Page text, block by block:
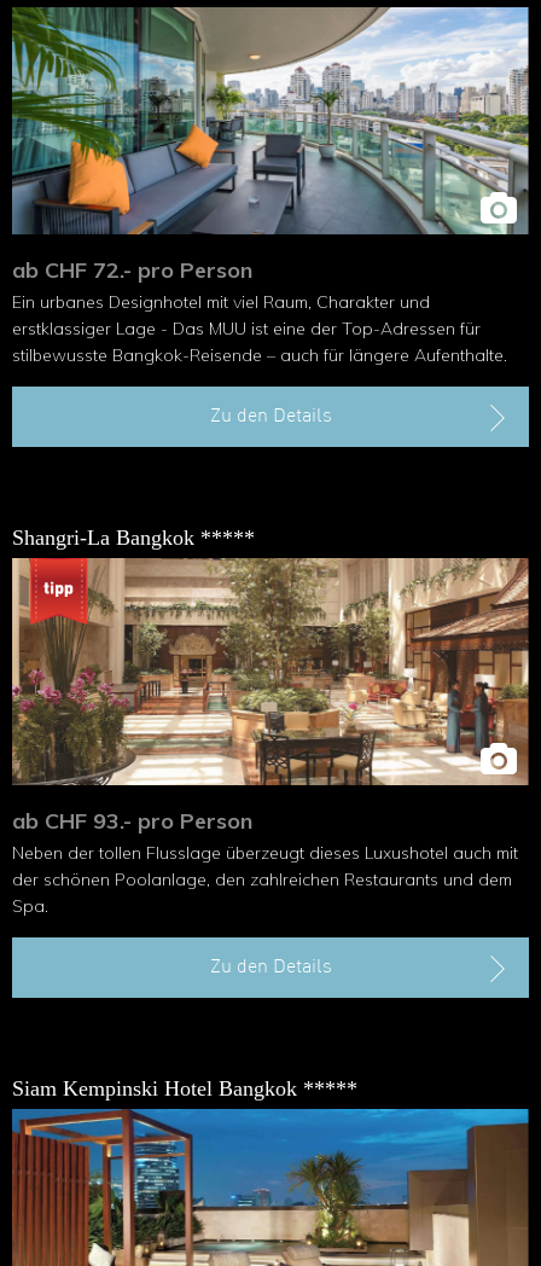
ab CHF 72.- pro Person
Ein urbanes Designhotel mit viel Raum, Charakter und
erstklassiger Lage - Das MUU ist eine der Top-Adressen für
stilbewusste Bangkok-Reisende – auch für längere Aufenthalte.
Zu den Details
Shangri-La Bangkok *****
ab CHF 93.- pro Person
Neben der tollen Flusslage überzeugt dieses Luxushotel auch mit
der schönen Poolanlage, den zahlreichen Restaurants und dem
Spa.
Zu den Details
Siam Kempinski Hotel Bangkok *****